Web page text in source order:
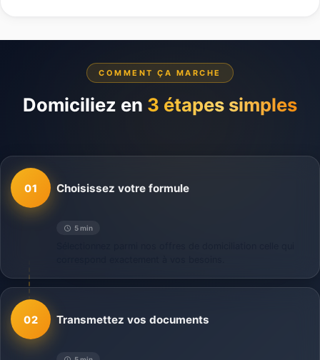
COMMENT ÇA MARCHE
Domiciliez en 3 étapes simples
01
5 min
Choisissez votre formule
02 Transmettez vos documents